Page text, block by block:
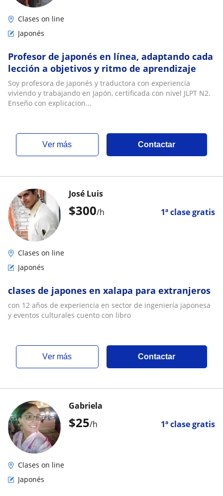
Clases on line
Japonés
Profesor de japonés en línea, adaptando cada
lección a objetivos y ritmo de aprendizaje
Soy profesora de japonés y traductora con experiencia
viviendo y trabajando en Japón, certificada con nivel JLPT N2.
Enseño con explicacion...
ver más Contactar
$300/h 1ª clase gratis
José Luis
Clases on line
Japonés
clases de japones en xalapa para extranjeros
con 12 años de experiencia en sector de ingeniería japonesa
y eventos culturales cuento con libro
ver más Contactar
$25/h 1ª clase gratis
Gabriela
Clases on line
Japonés